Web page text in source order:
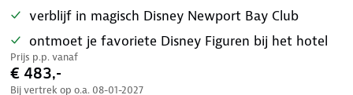
verblijf in magisch Disney Newport Bay Club
ontmoet je favoriete Disney Figuren bij het hotel
Prijs p.p. vanaf
€ 483,-
Bij vertrek op o.a. 08-01-2027